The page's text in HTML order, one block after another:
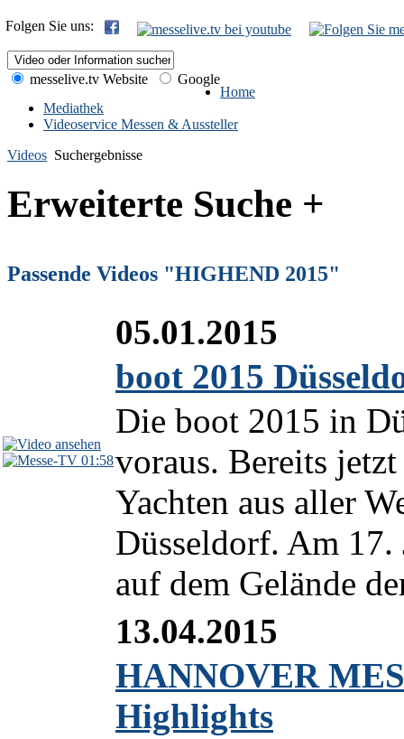
Folgen Sie uns:
messelive.tv Website
Google
Home
Mediathek
Videoservice Messen & Aussteller
Videos Suchergebnisse
Erweiterte Suche +
Passende Videos "HIGHEND 2015"
01:58
05.01.2015
boot 2015
Die boot 2015 in
voraus. Bereits
Yachten aus aller
Düsseldorf. Am 17.
auf dem Gelände
13.04.2015
HANNOVER
Highlights